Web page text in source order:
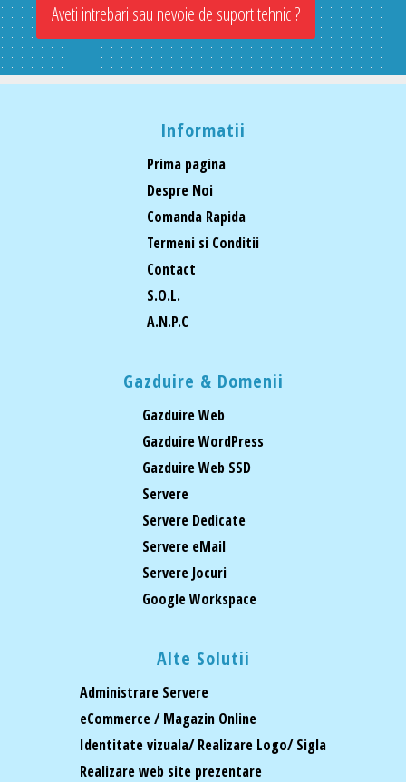
Aveti intrebari sau nevoie de suport tehnic ?
Informatii
Prima pagina
Despre Noi
Comanda Rapida
Termeni si Conditii
Contact
S.O.L.
A.N.P.C
Gazduire & Domenii
Gazduire Web
Gazduire WordPress
Gazduire Web SSD
Servere
Servere Dedicate
Servere eMail
Servere Jocuri
Google Workspace
Alte Solutii
Administrare Servere
eCommerce / Magazin Online
Identitate vizuala/ Realizare Logo/ Sigla
Realizare web site prezentare